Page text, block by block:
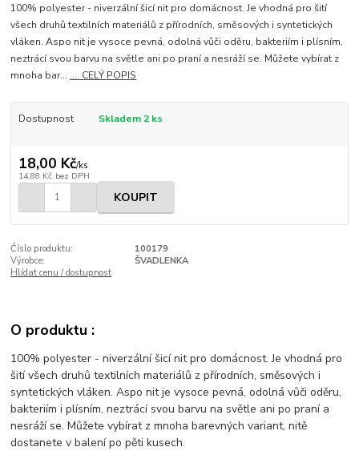
100% polyester - niverzální šicí nit pro domácnost. Je vhodná pro šití
všech druhů textilních materiálů z přírodních, směsových i syntetických
vláken. Aspo nit je vysoce pevná, odolná vůči oděru, bakteriím i plísním,
neztrácí svou barvu na světle ani po praní a nesráží se. Můžete vybírat z
mnoha bar... .... CELÝ POPIS
Dostupnost Skladem 2 ks
18,00 Kč/ks
14,88 Kč bez DPH
KOUPIT
Číslo produktu:
100179
Výrobce:
ŠVADLENKA
Hlídat cenu / dostupnost
O produktu :
100% polyester - niverzální šicí nit pro domácnost. Je vhodná pro
šití všech druhů textilních materiálů z přírodních, směsových i
syntetických vláken. Aspo nit je vysoce pevná, odolná vůči oděru,
bakteriím i plísním, neztrácí svou barvu na světle ani po praní a
nesráží se. Můžete vybírat z mnoha barevných variant, nitě
dostanete v balení po pěti kusech.